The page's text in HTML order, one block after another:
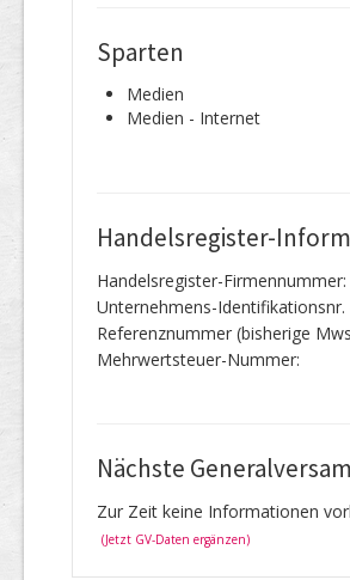
Sparten
Medien
Medien - Internet
Handelsregister-
Handelsregister-Firmennummer:
Unternehmens-Identifikationsnr.
Referenznummer (bisherige
Mehrwertsteuer-Nummer:
Nächste
Zur Zeit keine Informationen
(Jetzt GV-Daten ergänzen)